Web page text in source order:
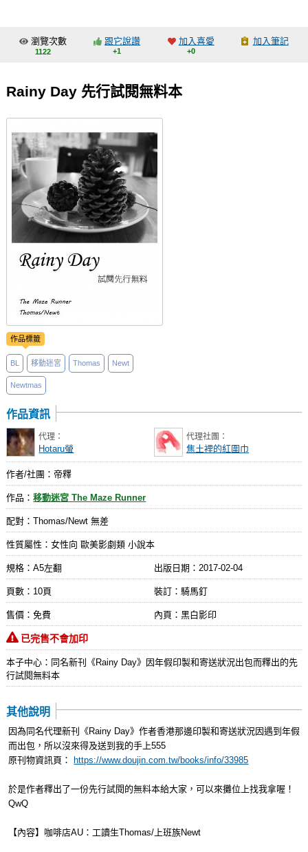
交流中心
會員功能選單
註冊會員
登入
瀏覽次數
1122
跟它說讚
+1
加入喜愛
+0
加入筆記
Rainy Day 先行試閱無料本
作品標籤
BL 移動迷宮 Thomas Newt
Newtmas
作品資訊
代理：
Hotaru螢
代理社團：
焦土裡的紅圍巾
作者/社團：帝釋
作品：移動迷宮 The Maze Runner
配對：Thomas/Newt 無差
性質屬性：女性向 歐美影劇類 小說本
規格：A5左翻 出版日期： 2017-02-04
頁數：10頁 裝訂：騎馬釘
售價：免費 內頁：黑白影印
已完售不會加印
本子中心：同名新刊《Rainy Day》因年假印製和寄送狀況出包而釋出的先
行試閱無料本
其他說明
因為同名代理新刊《Rainy Day》作者香港那邊印製和寄送狀況因遇到年假
而出包，所以沒來得及送到我的手上555
原刊物資訊頁：
https://www.doujin.com.tw/books/info/33985
於是作者釋出了一份先行試閱的無料本給大家，可以來攤位上找我拿喔！
QwQ
【內容】咖啡店AU：工讀生Thomas/上班族Newt